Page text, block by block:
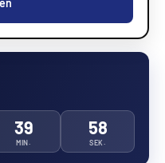
39
MIN.
57
SEK.